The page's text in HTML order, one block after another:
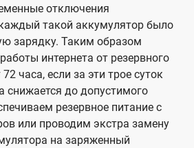
отключения
такой аккумулятор было
зарядку. Таким образом
интернета от резервного
часа, если за эти трое суток
снижается до допустимого
резервное питание с
или проводим экстра замену
на заряженный